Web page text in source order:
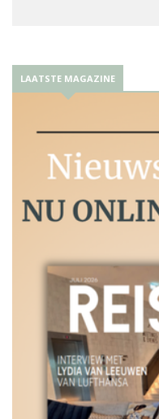
LAATSTE MAGAZINE